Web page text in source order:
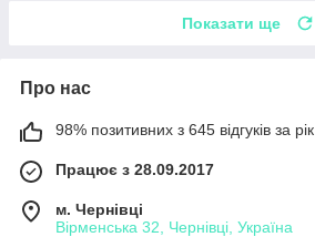
Показати ще
Про нас
98% позитивних з 645 відгуків за рік
Працює з 28.09.2017
м. Чернівці
Вірменська 32, Чернівці, Україна